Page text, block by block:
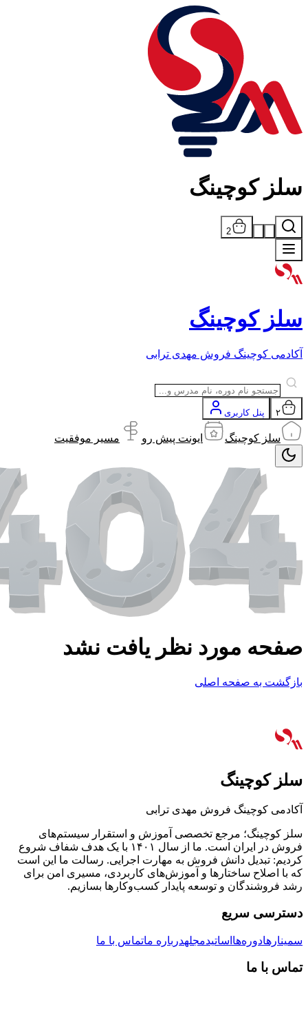
سلز کوچینگ
2
سلز کوچینگ
آکادمی کوچینگ فروش مهدی ترابی
۲ پنل کاربری
سلز کوچینگ ایونت پیش رو مسیر موفقیت
صفحه مورد نظر یافت نشد
بازگشت به صفحه اصلی
سلز کوچینگ
آکادمی کوچینگ فروش مهدی ترابی
سلز کوچینگ؛ مرجع تخصصی آموزش و استقرار سیستم‌های
فروش در ایران است. ما از سال ۱۴۰۱ با یک هدف شفاف شروع
کردیم: تبدیل دانش فروش به مهارت اجرایی. رسالت ما این است
که با اصلاح ساختارها و آموزش‌های کاربردی، مسیری امن برای
رشد فروشندگان و توسعه پایدار کسب‌وکارها بسازیم.
دسترسی سریع
سمینارهادوره‌ها اساتیدمجلهدرباره ماتماس با ما
تماس با ما